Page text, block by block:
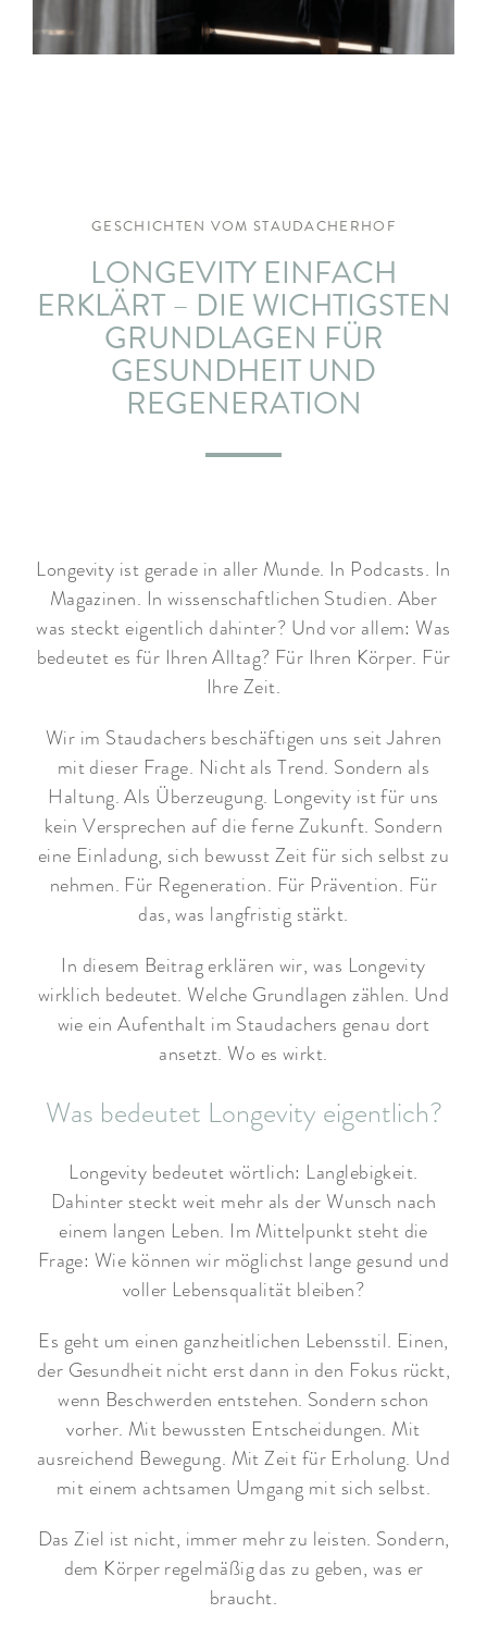
ARRANGEMENTS
GESCHICHTEN VOM STAUDACHERHOF
LONGEVITY EINFACH
ERKLÄRT – DIE WICHTIGSTEN
GRUNDLAGEN FÜR
GESUNDHEIT UND
REGENERATION
Longevity ist gerade in aller Munde. In Podcasts. In
Magazinen. In wissenschaftlichen Studien. Aber
was steckt eigentlich dahinter? Und vor allem: Was
bedeutet es für Ihren Alltag? Für Ihren Körper. Für
Ihre Zeit.
Wir im Staudachers beschäftigen uns seit Jahren
mit dieser Frage. Nicht als Trend. Sondern als
Haltung. Als Überzeugung. Longevity ist für uns
kein Versprechen auf die ferne Zukunft. Sondern
eine Einladung, sich bewusst Zeit für sich selbst zu
nehmen. Für Regeneration. Für Prävention. Für
das, was langfristig stärkt.
In diesem Beitrag erklären wir, was Longevity
wirklich bedeutet. Welche Grundlagen zählen. Und
wie ein Aufenthalt im Staudachers genau dort
ansetzt. Wo es wirkt.
Was bedeutet Longevity eigentlich?
Longevity bedeutet wörtlich: Langlebigkeit.
Dahinter steckt weit mehr als der Wunsch nach
einem langen Leben. Im Mittelpunkt steht die
Frage: Wie können wir möglichst lange gesund und
voller Lebensqualität bleiben?
Es geht um einen ganzheitlichen Lebensstil. Einen,
der Gesundheit nicht erst dann in den Fokus rückt,
wenn Beschwerden entstehen. Sondern schon
vorher. Mit bewussten Entscheidungen. Mit
ausreichend Bewegung. Mit Zeit für Erholung. Und
mit einem achtsamen Umgang mit sich selbst.
Das Ziel ist nicht, immer mehr zu leisten. Sondern,
dem Körper regelmäßig das zu geben, was er
braucht.